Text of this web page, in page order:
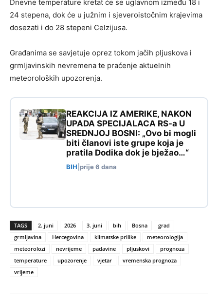
Dnevne temperature kretat će se uglavnom između 18 i
24 stepena, dok će u južnim i sjeveroistočnim krajevima
dosezati i do 28 stepeni Celzijusa.
Građanima se savjetuje oprez tokom jačih pljuskova i
grmljavinskih nevremena te praćenje aktuelnih
meteoroloških upozorenja.
REAKCIJA IZ AMERIKE, NAKON
UPADA SPECIJALACA RS-a U
SREDNJOJ BOSNI: „Ovo bi mogli
biti članovi iste grupe koja je
pratila Dodika dok je bježao…“
BIH prije 6 dana
TAGS 2. juni 2026 3. juni bih Bosna
grad
grmljavina
Hercegovina klimatske prilike
meteorologija
meteorolozi
nevrijeme padavine pljuskovi
prognoza
temperature
upozorenje vjetar
vremenska prognoza
vrijeme